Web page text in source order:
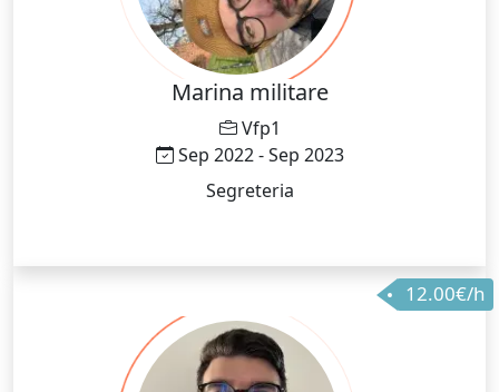
Marina militare
Vfp1
Sep 2022 - Sep 2023
Segreteria
12.00€/h